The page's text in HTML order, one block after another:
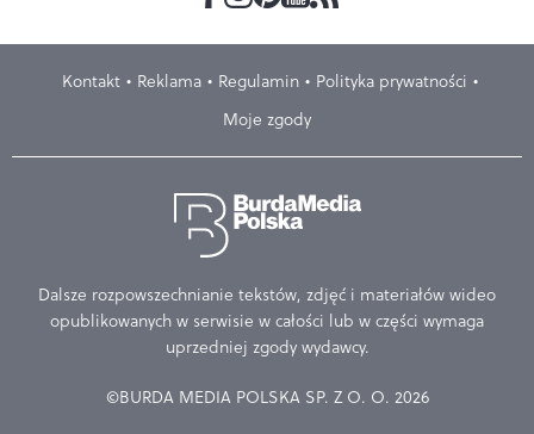
Kontakt Reklama Regulamin
Polityka prywatności
Moje zgody
Dalsze rozpowszechnianie tekstów, zdjęć i materiałów wideo
opublikowanych w serwisie w całości lub w części wymaga
uprzedniej zgody wydawcy.
©BURDA MEDIA POLSKA SP. Z O. O. 2026